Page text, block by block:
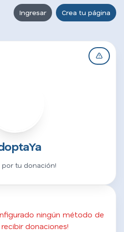
Ingresar Crea tu página
por tu donación!
ningún método de
donaciones!